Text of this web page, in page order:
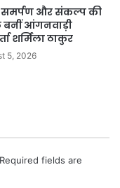
और संकल्प की
बनीं आंगनवाड़ी
शर्मिला ठाकुर
5, 2026
Required fields are